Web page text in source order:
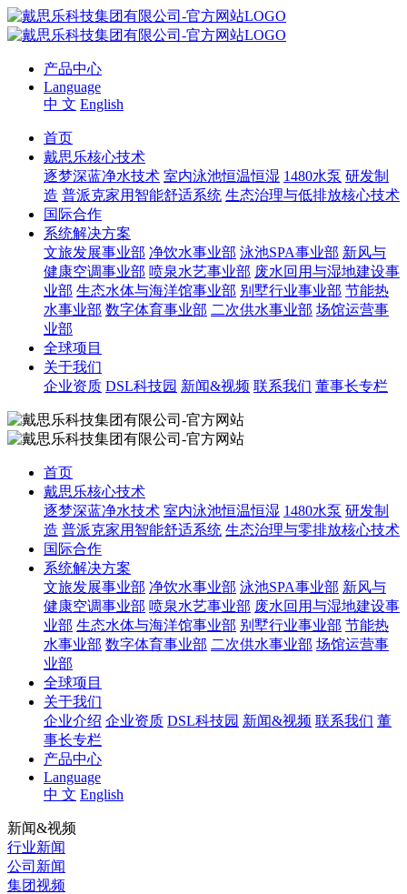
产品中心
Language
中 文 English
首页
戴思乐核心技术
逐梦深蓝净水技术 室内泳池恒温恒湿 1480水泵 研发制
造 普派克家用智能舒适系统 生态治理与低排放核心技术
国际合作
系统解决方案
文旅发展事业部 净饮水事业部 泳池SPA事业部 新风与
健康空调事业部 喷泉水艺事业部 废水回用与湿地建设事
业部 生态水体与海洋馆事业部 别墅行业事业部 节能热
水事业部 数字体育事业部 二次供水事业部 场馆运营事
业部
全球项目
关于我们
企业资质 DSL科技园 新闻&视频 联系我们 董事长专栏
首页
戴思乐核心技术
逐梦深蓝净水技术 室内泳池恒温恒湿 1480水泵 研发制
造 普派克家用智能舒适系统 生态治理与零排放核心技术
国际合作
系统解决方案
文旅发展事业部 净饮水事业部 泳池SPA事业部 新风与
健康空调事业部 喷泉水艺事业部 废水回用与湿地建设事
业部 生态水体与海洋馆事业部 别墅行业事业部 节能热
水事业部 数字体育事业部 二次供水事业部 场馆运营事
业部
全球项目
关于我们
企业介绍 企业资质 DSL科技园 新闻&视频 联系我们 董
事长专栏
产品中心
Language
中 文 English
新闻&视频
行业新闻
公司新闻
集团视频